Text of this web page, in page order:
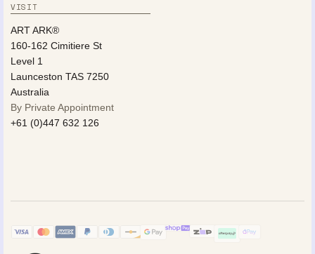
VISIT
ART ARK®
160-162 Cimitiere St
Level 1
Launceston TAS 7250
Australia
By Private Appointment
+61 (0)447 632 126